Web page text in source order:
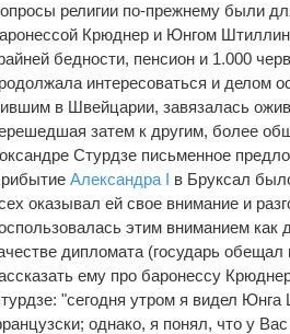
религии по-прежнему были
Крюднер и Юнгом
бедности, пенсион и 1.000
интересоваться и делом
в Швейцарии, завязалась
затем к другим, более
Стурдзе письменное
Александра I в Бруксал
оказывал ей свое внимание и
этим вниманием как
дипломата (государь обещал
ему про баронессу
"сегодня утром я видел
однако, я понял, что у